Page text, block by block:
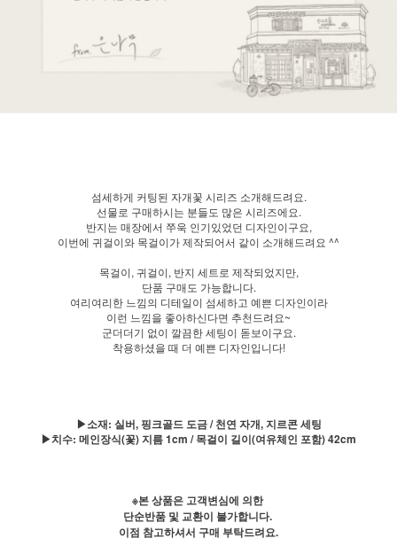
섬세하게 커팅된 자개꽃 시리즈 소개해드려요.
선물로 구매하시는 분들도 많은 시리즈에요.
반지는 매장에서 쭈욱 인기있었던 디자인이구요,
이번에 귀걸이와 목걸이가 제작되어서 같이 소개해드려요 ^^
목걸이, 귀걸이, 반지 세트로 제작되었지만,
단품 구매도 가능합니다.
여리여리한 느낌의 디테일이 섬세하고 예쁜 디자인이라
이런 느낌을 좋아하신다면 추천드려요~
군더더기 없이 깔끔한 세팅이 돋보이구요.
착용하셨을 때 더 예쁜 디자인입니다!
▶소재: 실버, 핑크골드 도금 / 천연 자개, 지르콘 세팅
▶치수: 메인장식(꽃) 지름 1cm / 목걸이 길이(여유체인 포함) 42cm
※본 상품은 고객변심에 의한
단순반품 및 교환이 불가합니다.
이점 참고하셔서 구매 부탁드려요.